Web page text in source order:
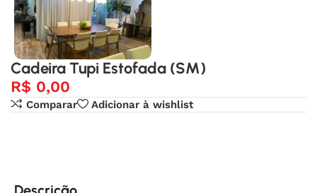
Cadeira Tupi Estofada (SM)
R$ 0,00
Comparar Adicionar à wishlist